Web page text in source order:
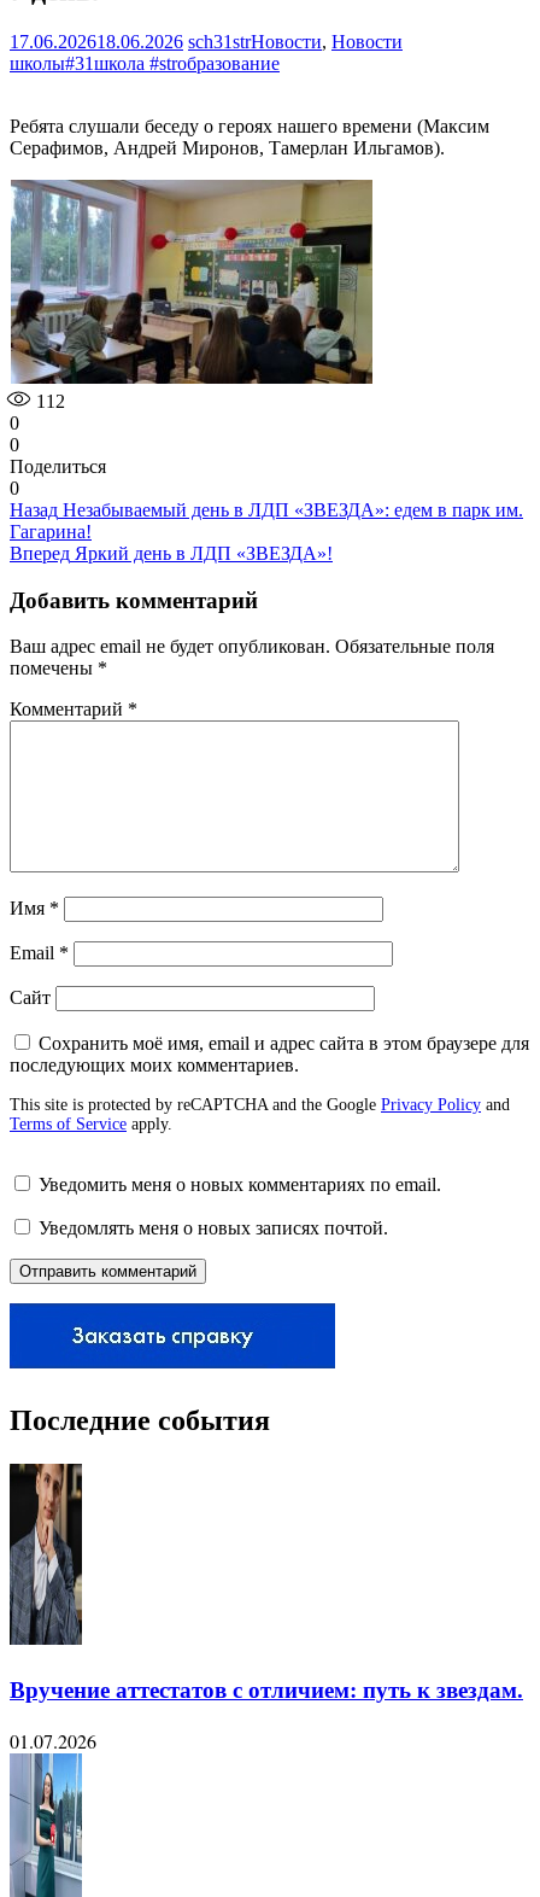
17.06.202618.06.2026 sch31strНовости, Новости
школы#31школа #strобразование
Ребята слушали беседу о героях нашего времени (Максим
Серафимов, Андрей Миронов, Тамерлан Ильгамов).
112
0
0
Поделиться
0
Навигация
по
Назад Предыдущая
запись:
Незабываемый день в ЛДП «ЗВЕЗДА»: едем в парк им.
Гагарина!
Вперед Следующая
Яркий день в ЛДП «ЗВЕЗДА»!
Добавить комментарий
Ваш адрес email не будет опубликован. Обязательные поля
помечены *
Комментарий *
Имя *
Email *
Сайт
Сохранить моё имя, email и адрес сайта в этом браузере для
последующих моих комментариев.
This site is protected by reCAPTCHA and the Google Privacy Policy and
Terms of Service apply.
Уведомить меня о новых комментариях по email.
Уведомлять меня о новых записях почтой.
Последние события
Вручение аттестатов с отличием: путь к звездам.
01.07.2026